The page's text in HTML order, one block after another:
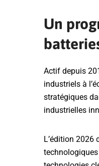
Un
Actif depuis
industriels à
stratégiques
industrielles
L’édition 2026